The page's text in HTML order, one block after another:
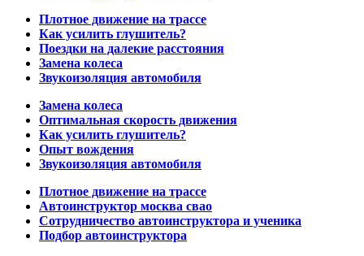
Плотное движение на трассе
Как усилить глушитель?
Поездки на далекие расстояния
Замена колеса
Звукоизоляция автомобиля
Замена колеса
Оптимальная скорость движения
Как усилить глушитель?
Опыт вождения
Звукоизоляция автомобиля
Плотное движение на трассе
Автоинструктор москва свао
Сотрудничество автоинструктора и ученика
Подбор автоинструктора